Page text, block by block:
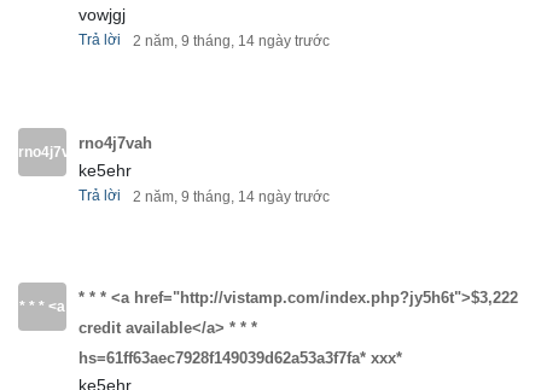
hs=61ff63aec7928f149039d62a53a3f7fa*
Confirm
your
https://ieccodeonline.in/?
vowjgj
Trả lời 2 năm, 9 tháng, 14 ngày trước
rno4j7vahrno4j7vah
ke5ehr
Trả lời 2 năm, 9 tháng, 14 ngày trước
* * * <a
href="http://vistamp.com/index.php?
* * * <a href="http://vistamp.com/index.php?jy5h6t">$3,222
credit available</a> * * *
hs=61ff63aec7928f149039d62a53a3f7fa* ххх*
ke5ehr